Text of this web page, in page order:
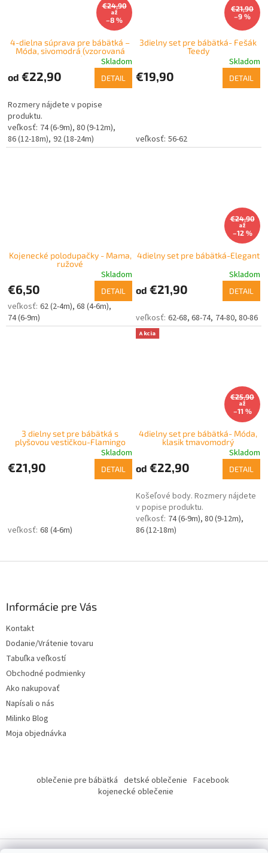
€24,90
až
–8 %
4-dielna súprava pre bábätká –
Móda, sivomodrá (vzorovaná
košeľa)
Skladom
od €22,90 DETAIL
Rozmery nájdete v popise
produktu.
74 (6-9m) 80 (9-12m)
86 (12-18m) 92 (18-24m)
€21,90
–9 %
3dielny set pre bábätká- Fešák
Teedy
Skladom
€19,90 DETAIL
56-62
Kojenecké polodupačky - Mama,
ružové
Skladom
€6,50 DETAIL
62 (2-4m) 68 (4-6m)
74 (6-9m)
€24,90
až
–12 %
4dielny set pre bábätká-Elegant
Skladom
od €21,90 DETAIL
62-68 68-74 74-80 80-86
3 dielny set pre bábätká s
plyšovou vestičkou-Flamingo
Skladom
€21,90 DETAIL
68 (4-6m)
Akcia
€25,90
až
–11 %
4dielny set pre bábätká- Móda,
klasik tmavomodrý
Skladom
od €22,90 DETAIL
Košeľové body. Rozmery nájdete
v popise produktu.
74 (6-9m) 80 (9-12m)
86 (12-18m)
Informácie pre Vás
Kontakt
Dodanie/Vrátenie tovaru
Tabuľka veľkostí
Obchodné podmienky
Ako nakupovať
Napísali o nás
Milinko Blog
Moja objednávka
oblečenie pre bábätká detské oblečenie Facebook
kojenecké oblečenie